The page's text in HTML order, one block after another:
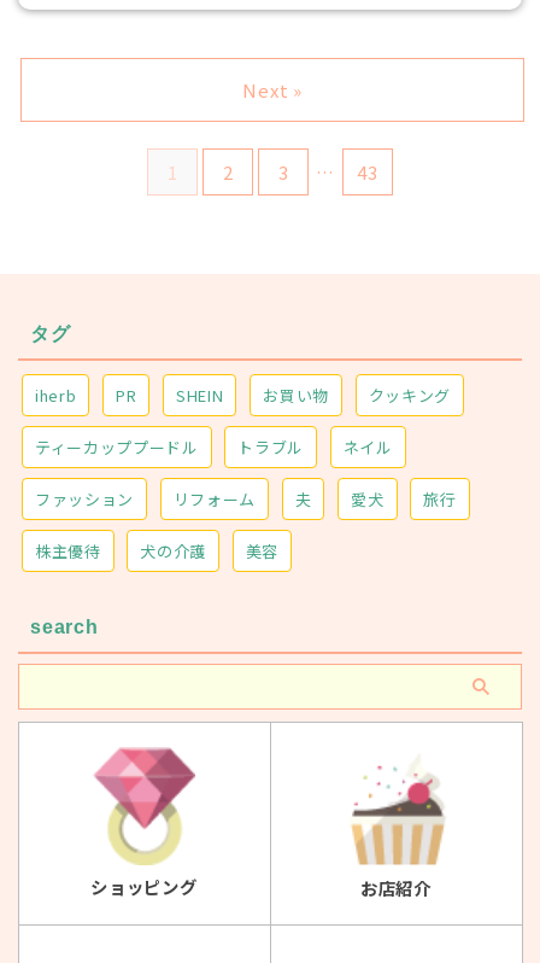
1 2 3 … 43
Next »
タグ
iherb PR SHEIN お買い物 クッキング
ティーカッププードル トラブル ネイル
ファッション リフォーム 夫 愛犬 旅行
株主優待 犬の介護 美容
search
ショッピング お店紹介